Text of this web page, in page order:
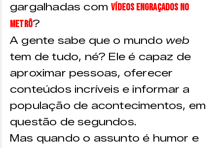
gargalhadas comvídeos engraçados no
metrô?
A gente sabe que o mundo web
tem de tudo, né? Ele é capaz de
aproximar pessoas, oferecer
conteúdos incríveis e informar a
população de acontecimentos, em
questão de segundos.
Mas quando o assunto é humor e